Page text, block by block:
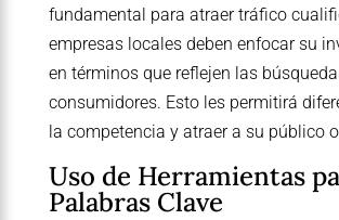
fundamental para atraer tráfico
empresas locales deben enfocar su
en términos que reflejen las
consumidores. Esto les permitirá
la competencia y atraer a su público
Uso de Herramientas
Palabras Clave